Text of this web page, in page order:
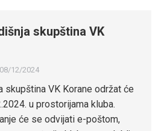
skupština VK
08/12/2024
skupština VK Korane održat će
u prostorijama kluba.
će se odvijati e-poštom,